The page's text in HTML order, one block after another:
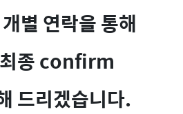
별 연락을 통해
종 confirm
드리겠습니다.